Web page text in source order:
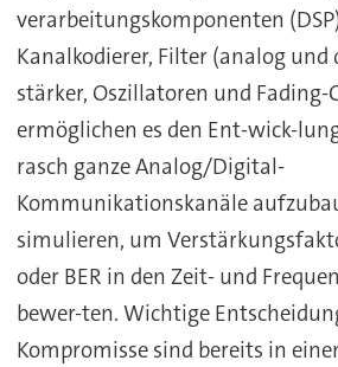
verarbeitungskomponenten
Kanalkodierer, Filter (analog und
stärker, Oszillatoren und
ermöglichen es den Ent-wick-
rasch ganze Analog/Digital-
Kommunikationskanäle
simulieren, um
oder BER in den Zeit- und
bewer-ten. Wichtige
Kompromisse sind bereits in